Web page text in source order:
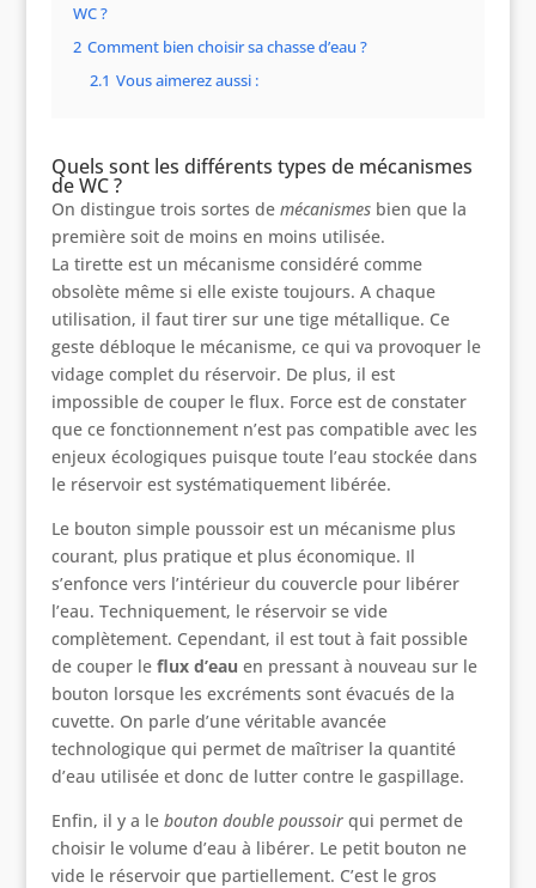
WC ?
2 Comment bien choisir sa chasse d’eau ?
2.1 Vous aimerez aussi :
Quels sont les différents types de mécanismes
de WC ?
On distingue trois sortes de mécanismes bien que la
première soit de moins en moins utilisée.
La tirette est un mécanisme considéré comme
obsolète même si elle existe toujours. A chaque
utilisation, il faut tirer sur une tige métallique. Ce
geste débloque le mécanisme, ce qui va provoquer le
vidage complet du réservoir. De plus, il est
impossible de couper le flux. Force est de constater
que ce fonctionnement n’est pas compatible avec les
enjeux écologiques puisque toute l’eau stockée dans
le réservoir est systématiquement libérée.
Le bouton simple poussoir est un mécanisme plus
courant, plus pratique et plus économique. Il
s’enfonce vers l’intérieur du couvercle pour libérer
l’eau. Techniquement, le réservoir se vide
complètement. Cependant, il est tout à fait possible
de couper le flux d’eau en pressant à nouveau sur le
bouton lorsque les excréments sont évacués de la
cuvette. On parle d’une véritable avancée
technologique qui permet de maîtriser la quantité
d’eau utilisée et donc de lutter contre le gaspillage.
Enfin, il y a le bouton double poussoirqui permet de
choisir le volume d’eau à libérer. Le petit bouton ne
vide le réservoir que partiellement. C’est le gros